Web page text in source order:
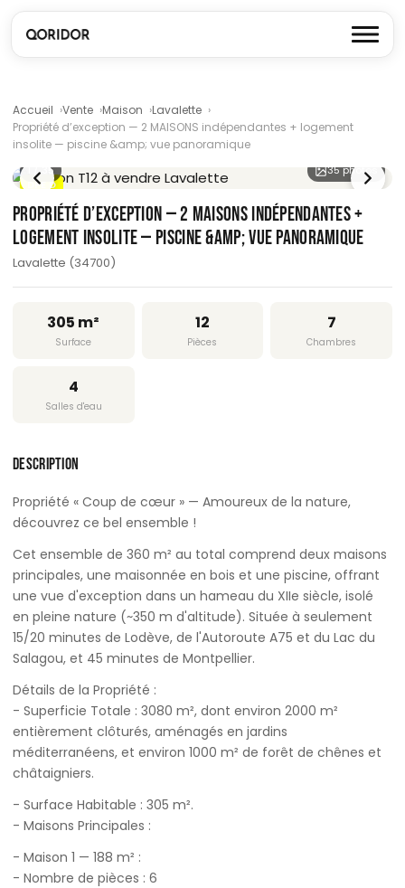
Accueil Vente Maison
Lavalette
Propriété d’exception — 2 MAISONS indépendantes + logement
insolite — piscine &amp; vue panoramique
DPE D
/ 35 35 photos
PROPRIÉTÉ D’EXCEPTION — 2 MAISONS INDÉPENDANTES +
LOGEMENT INSOLITE — PISCINE &AMP; VUE PANORAMIQUE
Lavalette (34700)
305 m²
Surface
12
Pièces
7
Chambres
4
Salles d'eau
DESCRIPTION
Propriété « Coup de cœur » — Amoureux de la nature,
découvrez ce bel ensemble !
Cet ensemble de 360 m² au total comprend deux maisons
principales, une maisonnée en bois et une piscine, offrant
une vue d'exception dans un hameau du XIIe siècle, isolé
en pleine nature (~350 m d'altitude). Située à seulement
15/20 minutes de Lodève, de l'Autoroute A75 et du Lac du
Salagou, et 45 minutes de Montpellier.
Détails de la Propriété :
- Superficie Totale : 3080 m², dont environ 2000 m²
entièrement clôturés, aménagés en jardins
méditerranéens, et environ 1000 m² de forêt de chênes et
châtaigniers.
- Surface Habitable : 305 m².
- Maisons Principales :
- Maison 1 — 188 m² :
- Nombre de pièces : 6